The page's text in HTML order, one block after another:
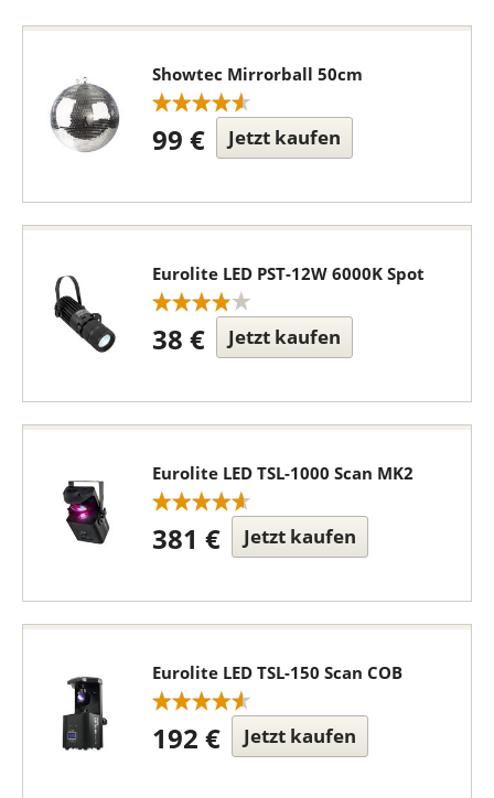
Showtec Mirrorball 50cm
99 € Jetzt kaufen
Eurolite LED PST-12W 6000K Spot
38 € Jetzt kaufen
Eurolite LED TSL-1000 Scan MK2
381 € Jetzt kaufen
Eurolite LED TSL-150 Scan COB
192 € Jetzt kaufen